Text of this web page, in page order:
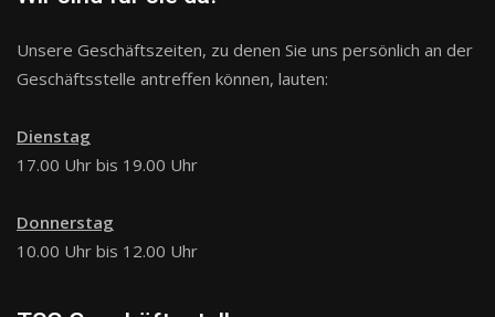
Unsere Geschäftszeiten, zu denen Sie uns persönlich an der
Geschäftsstelle antreffen können, lauten:
Dienstag
17.00 Uhr bis 19.00 Uhr
Donnerstag
10.00 Uhr bis 12.00 Uhr